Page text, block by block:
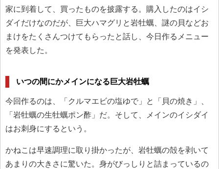
家に到着して、買ったものを披露する。購入したのはイシ
ダイだけなのだが、巨大ハマグリと岩牡蠣、謎の貝などお
まけをたくさんつけてもらったと話し、今日作るメニュー
を発表した。
いつの間にかメインになる巨大岩牡蠣
今回作るのは、「クルマエビの塩ゆで」と「貝の焼き」、
「岩牡蠣の生牡蠣ポン酢」だ。そして、メインのイシダイ
はお刺身にするという。
かねこは早速調理に取り掛かったが、岩牡蠣の殻を剥いて
あまりの大きさに驚いた。身がびっしりと詰まっているの